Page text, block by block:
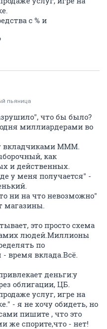
с % и
пьяница
что бы было?
миллиардерами во
вкладчиками МММ.
как
и действенных.
у меня получается" -
ни на что невозможно"
магазины.
это просто схема
людей.Миллионы
по
- время вклада.Всё.
деньги:у
облигации, ЦБ.
услуг, игре на
- я не хочу обидеть, но
пишите , что это
же спорите,что - нет!